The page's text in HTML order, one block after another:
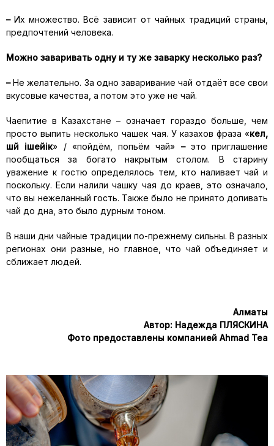
–Их множество. Всё зависит от чайных традиций страны,
предпочтений человека.
Можно заваривать одну и ту же заварку несколько раз?
–Не желательно. За одно заваривание чай отдаёт все свои
вкусовые качества, а потом это уже не чай.
Чаепитие в Казахстане – означает гораздо больше, чем
просто выпить несколько чашек чая. У казахов фраза «кел,
шәй ішейік» / «пойдём, попьём чай» –это приглашение
пообщаться за богато накрытым столом. В старину
уважение к гостю определялось тем, кто наливает чай и
поскольку. Если налили чашку чая до краев, это означало,
что вы нежеланный гость. Также было не принято допивать
чай до дна, это было дурным тоном.
В наши дни чайные традиции по-прежнему сильны. В разных
регионах они разные, но главное, что чай объединяет и
сближает людей.
Алматы
Автор: Надежда ПЛЯСКИНА
Фото предоставлены компанией Ahmad Tea